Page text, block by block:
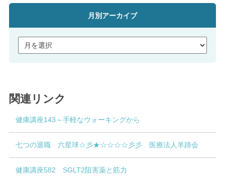
月別アーカイブ
関連リンク
健康講座143～手軽なウォーキングから
七つの退職 六星球☆彡★☆☆☆☆彡彡 医療法人羊蹄会
健康講座582 SGLT2阻害薬と筋力